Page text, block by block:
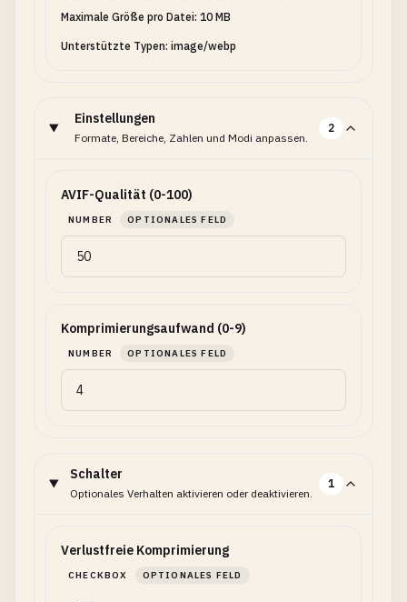
Maximale Größe pro Datei: 10 MB
Unterstützte Typen: image/webp
Einstellungen
Formate, Bereiche, Zahlen und Modi anpassen.
2
AVIF-Qualität (0-100)
NUMBER OPTIONALES FELD
Komprimierungsaufwand (0-9)
NUMBER OPTIONALES FELD
Schalter
Optionales Verhalten aktivieren oder deaktivieren.
1
Verlustfreie Komprimierung
CHECKBOX OPTIONALES FELD